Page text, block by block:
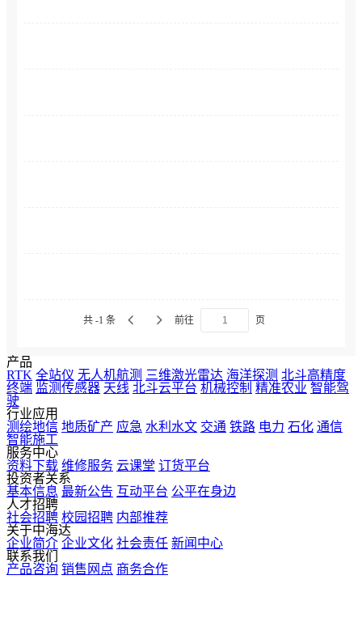
共 -1 条 前往 页
产品
RTK 全站仪 无人机航测 三维激光雷达 海洋探测 北斗高精度
终端 监测传感器 天线 北斗云平台 机械控制 精准农业 智能驾
驶
行业应用
测绘地信 地质矿产 应急 水利水文 交通 铁路 电力 石化 通信
智能施工
服务中心
资料下载 维修服务 云课堂 订货平台
投资者关系
基本信息 最新公告 互动平台 公平在身边
人才招聘
社会招聘 校园招聘 内部推荐
关于中海达
企业简介 企业文化 社会责任 新闻中心
联系我们
产品咨询 销售网点 商务合作